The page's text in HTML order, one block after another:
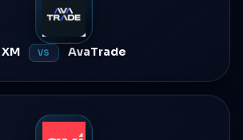
XM VS AvaTrade